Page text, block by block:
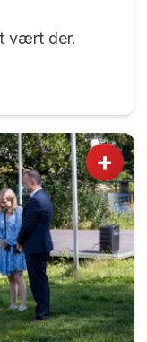
vært der.
+